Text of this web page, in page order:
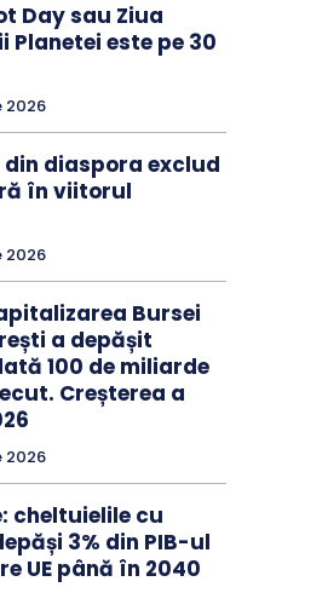
Day sau Ziua
este pe 30
2026
din diaspora exclud
în viitorul
2026
Bursei
a depășit
100 de miliarde
Creșterea a
2026
cheltuielile cu
3% din PIB-ul
UE până în 2040